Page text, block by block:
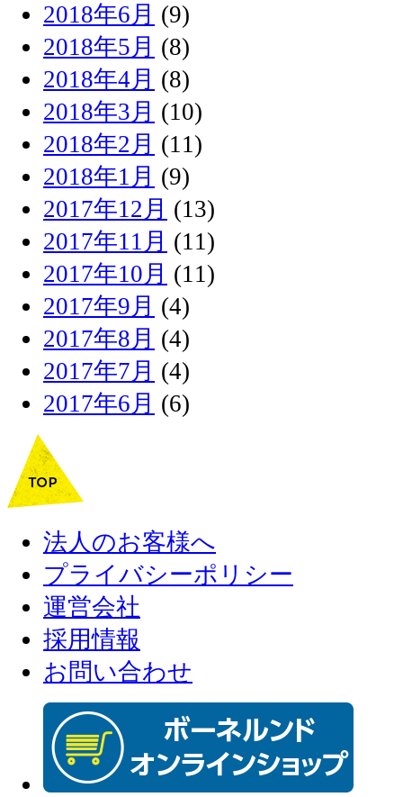
2018年6月 (9)
2018年5月 (8)
2018年4月 (8)
2018年3月 (10)
2018年2月 (11)
2018年1月 (9)
2017年12月 (13)
2017年11月 (11)
2017年10月 (11)
2017年9月 (4)
2017年8月 (4)
2017年7月 (4)
2017年6月 (6)
法人のお客様へ
プライバシーポリシー
運営会社
採用情報
お問い合わせ